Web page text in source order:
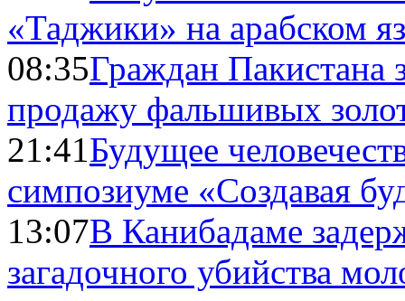
«Таджики» на арабском
08:35Граждан Пакистана
продажу фальшивых
21:41Будущее
симпозиуме «Создавая
13:07В Канибадаме
загадочного убийства